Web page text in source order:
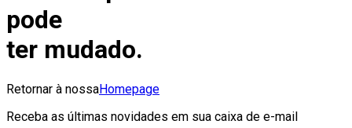
pode
ter mudado.
Retornar à nossaHomepage
Receba as últimas novidades em sua caixa de e-mail